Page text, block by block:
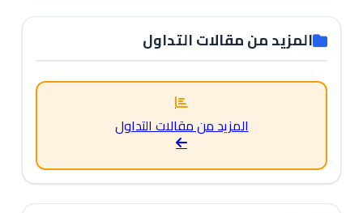
المزيد من مقالات التداول
المزيد من مقالات التداول